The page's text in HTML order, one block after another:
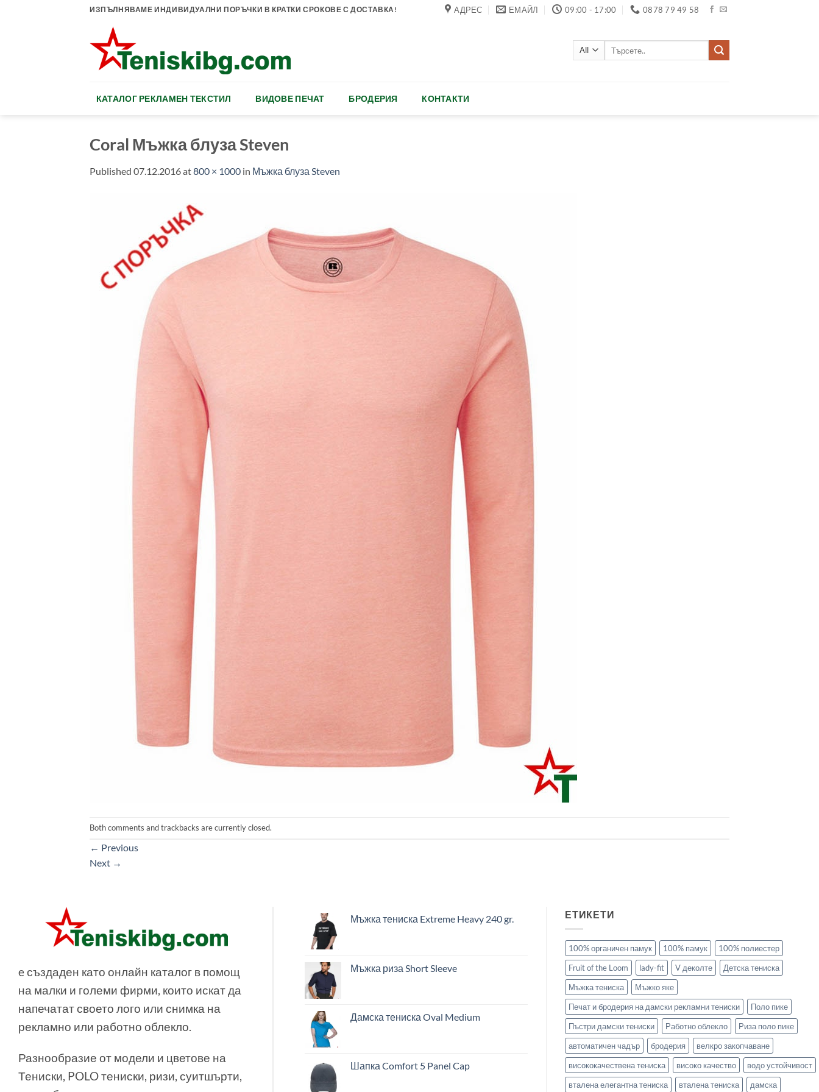
ИЗПЪЛНЯВАМЕ ИНДИВИДУАЛНИ ПОРЪЧКИ В КРАТКИ СРОКОВЕ С ДОСТАВКА! АДРЕС ЕМАЙЛ 09:00 - 17:00 0878 79 49 58
КАТАЛОГ РЕКЛАМЕН ТЕКСТИЛ ВИДОВЕ ПЕЧАТ БРОДЕРИЯ КОНТАКТИ
Coral Мъжка блуза Steven
Published 07.12.2016at800 × 1000 in Мъжка блуза Steven
Both comments and trackbacks are currently closed.
← Previous
Next →
e създаден като онлайн каталог в помощ
на малки и големи фирми, които искат да
напечатат своето лого или снимка на
рекламно или работно облекло.
Разнообразие от модели и цветове на
Тениски, POLO тениски, ризи, суитшърти,
Мъжка тениска Extreme Heavy 240 gr.
Мъжка риза Short Sleeve
Дамска тениска Oval Medium
Шапка Comfort 5 Panel Cap
ЕТИКЕТИ
100% органичен памук 100% памук
100% полиестер
Fruit of the Loom
lady-fit V деколте
Детска тениска
Мъжка тениска
Мъжко яке
Печат и бродерия на дамски рекламни тениски
Поло пике
Пъстри дамски тениски
Работно облекло
Риза поло пике
автоматичен чадър
бродерия
велкро закопчаване
висококачествена тениска
високо качество
водо устойчивост
вталена елегантна тениска
вталена тениска дамска